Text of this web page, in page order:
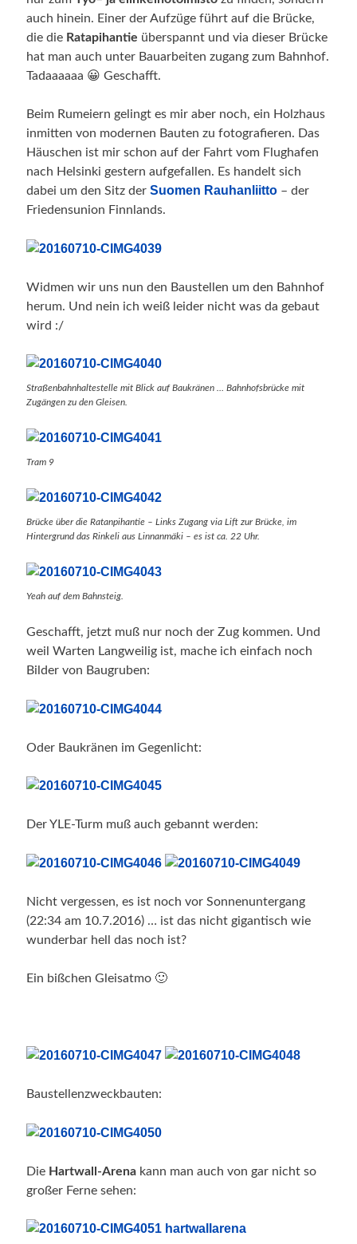
auch hinein. Einer der Aufzüge führt auf die Brücke,
die die Ratapihantie überspannt und via dieser Brücke
hat man auch unter Bauarbeiten zugang zum Bahnhof.
Tadaaaaaa 😀 Geschafft.
Beim Rumeiern gelingt es mir aber noch, ein Holzhaus
inmitten von modernen Bauten zu fotografieren. Das
Häuschen ist mir schon auf der Fahrt vom Flughafen
nach Helsinki gestern aufgefallen. Es handelt sich
dabei um den Sitz der Suomen Rauhanliitto– der
Friedensunion Finnlands.
Widmen wir uns nun den Baustellen um den Bahnhof
herum. Und nein ich weiß leider nicht was da gebaut
wird :/
Straßenbahnhaltestelle mit Blick auf Baukränen … Bahnhofsbrücke mit
Zugängen zu den Gleisen.
Tram 9
Brücke über die Ratanpihantie – Links Zugang via Lift zur Brücke, im
Hintergrund das Rinkeli aus Linnanmäki – es ist ca. 22 Uhr.
Yeah auf dem Bahnsteig.
Geschafft, jetzt muß nur noch der Zug kommen. Und
weil Warten Langweilig ist, mache ich einfach noch
Bilder von Baugruben:
Oder Baukränen im Gegenlicht:
Der YLE-Turm muß auch gebannt werden:
Nicht vergessen, es ist noch vor Sonnenuntergang
(22:34 am 10.7.2016) … ist das nicht gigantisch wie
wunderbar hell das noch ist?
Ein bißchen Gleisatmo 🙂
Baustellenzweckbauten:
Die Hartwall-Arenakann man auch von gar nicht so
großer Ferne sehen: